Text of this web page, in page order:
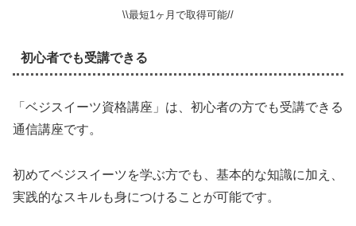
\\最短1ヶ月で取得可能//
初心者でも受講できる
「ベジスイーツ資格講座」は、初心者の方でも受講できる
通信講座です。
初めてベジスイーツを学ぶ方でも、基本的な知識に加え、
実践的なスキルも身につけることが可能です。